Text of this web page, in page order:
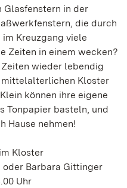
Glasfenstern in der
die durch
Kreuzgang viele
Zeiten in einem wecken?
wieder lebendig
Kloster
können ihre eigene
Tonpapier basteln, und
Hause nehmen!
Kloster
oder Barbara Gittinger
Uhr